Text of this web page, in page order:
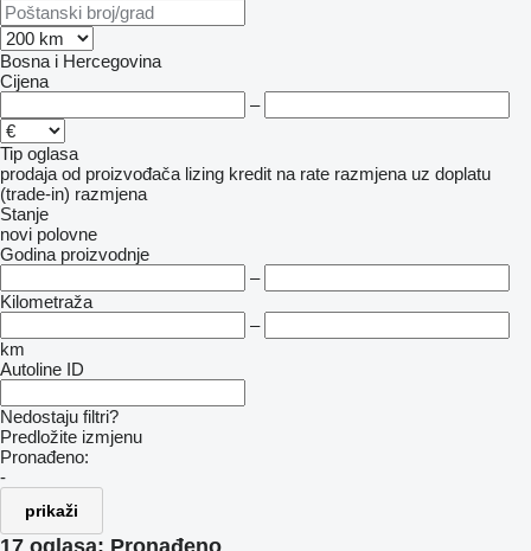
Bosna i Hercegovina
Cijena
–
Tip oglasa
prodaja od proizvođača lizing kredit na rate razmjena uz doplatu
(trade-in) razmjena
Stanje
novi polovne
Godina proizvodnje
–
Kilometraža
–
km
Autoline ID
Nedostaju filtri?
Predložite izmjenu
Pronađeno:
-
prikaži
17 oglasa: Pronađeno